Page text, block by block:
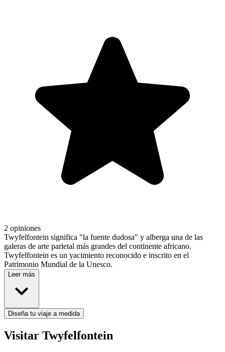
2 opiniones
Twyfelfontein significa "la fuente dudosa" y alberga una de las
galeras de arte parietal más grandes del continente africano.
Twyfelfontein es un yacimiento reconocido e inscrito en el
Patrimonio Mundial de la Unesco.
Leer más
Diseña tu viaje a medida
Visitar Twyfelfontein